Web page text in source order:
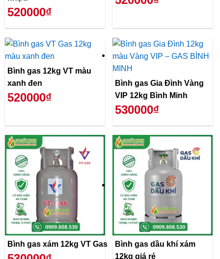
520000₫
Bình gas 12kg VT màu
xanh đen
520000₫
Bình gas Gia Đình Vàng
VIP 12kg Bình Minh
530000₫
Bình gas xám 12kg VT Gas
Bình gas dầu khí xám
12kg giá rẻ